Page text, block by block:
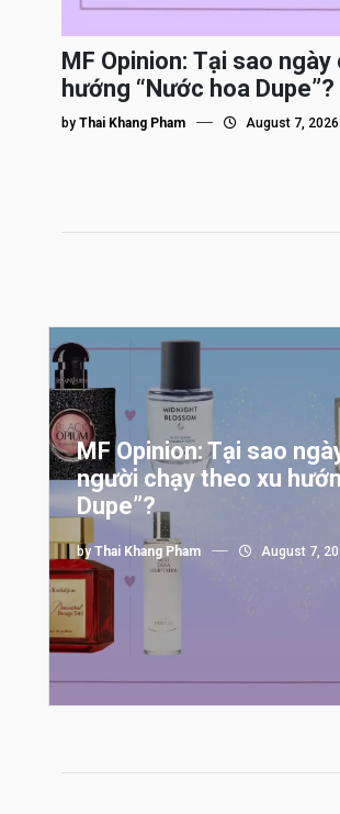
MF Opinion: Tại sao
hướng “Nước hoa Dupe”?
by Thai Khang Pham August 7, 2026
MF Opinion: Tại sao
người chạy theo xu
Dupe”?
by Thai Khang Pham August 7,